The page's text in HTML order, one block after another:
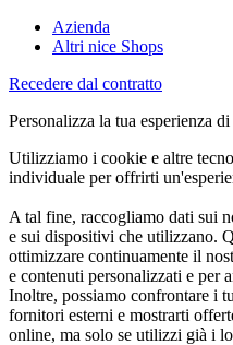
Azienda
Altri nice Shops
Recedere dal contratto
Personalizza la tua esperienza
Utilizziamo i cookie e altre
individuale per offrirti
A tal fine, raccogliamo dati sui
e sui dispositivi che utilizzano.
ottimizzare continuamente il
e contenuti personalizzati e per
Inoltre, possiamo confrontare i
fornitori esterni e mostrarti
online, ma solo se utilizzi già i